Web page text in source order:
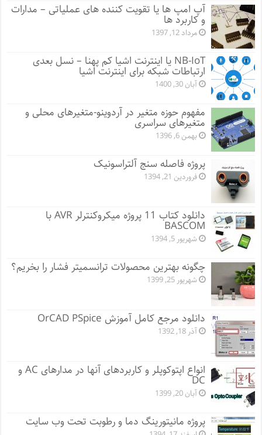
آپ امپ ها یا تقویت کننده های عملیاتی – مدارات
و کاربرد ها
مرداد 12, 1397
NB-IoT یا اینترنت اشیا کم پهنا – نسل بعدی
ارتباطات شبکه برای اینترنت اشیا
آبان 30, 1400
مفهوم حوزه متغیر در آردوینو-متغیرهای محلی و
متغیرهای سراسری
بهمن 6, 1396
پروژه فاصله سنج آلتراسونیک
فروردین 21, 1394
دانلود کتاب 11 پروژه میکروکنترلر AVR با
BASCOM
شهریور 5, 1394
چگونه بهترین محصولات ترانسمیتر فشار را بخریم؟
شهریور 25, 1399
دانلود مرجع کامل آموزش OrCAD PSpice
آذر 18, 1392
انواع اپتوکوپلر و کاربردهای آنها در مدارهای AC و
DC
آبان 20, 1399
پروژه مانيتورينگ دما و رطوبت تحت وب سایت